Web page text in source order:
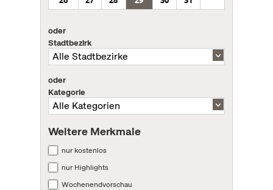
oder
Stadtbezirk
oder
Kategorie
Weitere Merkmale
nur kostenlos
nur Highlights
Wochenendvorschau